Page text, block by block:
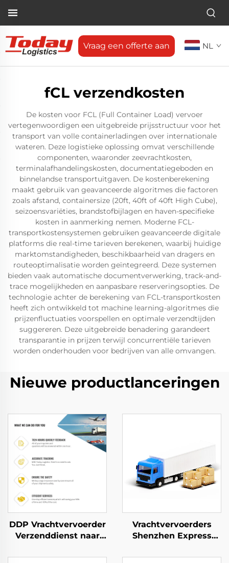
Vraag een offerte aan NL
fCL verzendkosten
De kosten voor FCL (Full Container Load) vervoer
vertegenwoordigen een uitgebreide prijsstructuur voor het
transport van volle containerladingen over internationale
wateren. Deze logistieke oplossing omvat verschillende
componenten, waaronder zeevrachtkosten,
terminalafhandelingskosten, documentatiegeboden en
binnelandse transportuitgaven. De kostenberekening
maakt gebruik van geavanceerde algoritmes die factoren
zoals afstand, containersize (20ft, 40ft of 40ft High Cube),
seizoensvariëties, brandstofbijlagen en haven-specifieke
kosten in aanmerking nemen. Moderne FCL-
transportkostensystemen gebruiken geavanceerde digitale
platforms die real-time tarieven berekenen, waarbij huidige
marktomstandigheden, beschikbaarheid van dragers en
routeoptimalisatie worden geïntegreerd. Deze systemen
bieden vaak automatische documentverwerking, track-and-
trace mogelijkheden en aanpasbare reserveringsopties. De
technologie achter de berekening van FCL-transportkosten
heeft zich ontwikkeld tot machine learning-algoritmes die
prijzenfluctuaties voorspellen en optimale verzendtijden
suggereren. Deze uitgebreide benadering garandeert
transparantie in prijzen terwijl concurrentiële tarieven
worden onderhouden voor bedrijven van alle omvangen.
Nieuwe productlanceringen
DDP Vrachtvervoerder
Verzenddienst naar
VK Dhl Express Deur-
Vrachtvervoerders
Shenzhen Express
verzending Express